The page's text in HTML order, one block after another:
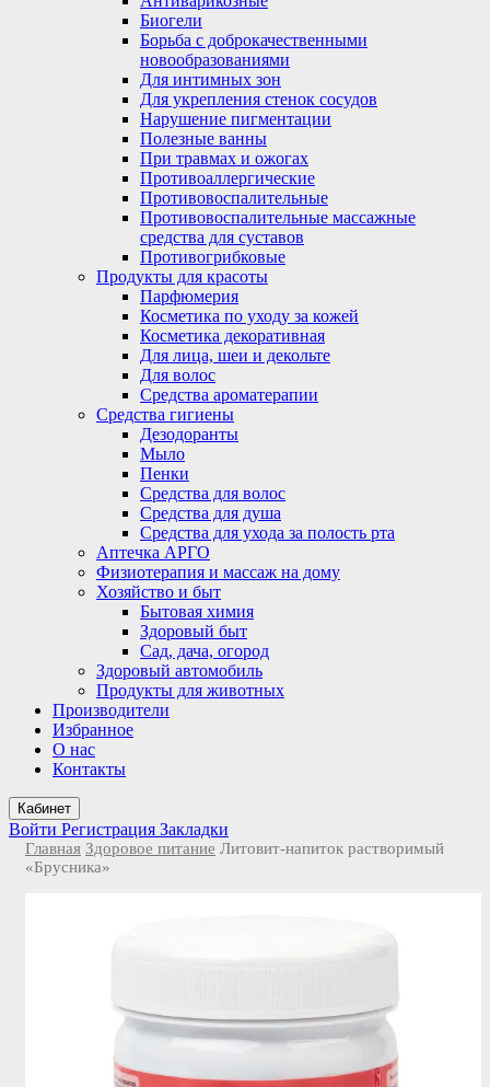
Биогели
Борьба с доброкачественными
новообразованиями
Для интимных зон
Для укрепления стенок сосудов
Нарушение пигментации
Полезные ванны
При травмах и ожогах
Противоаллергические
Противовоспалительные
Противовоспалительные массажные
средства для суставов
Противогрибковые
Продукты для красоты
Парфюмерия
Косметика по уходу за кожей
Косметика декоративная
Для лица, шеи и декольте
Для волос
Средства ароматерапии
Средства гигиены
Дезодоранты
Мыло
Пенки
Средства для волос
Средства для душа
Средства для ухода за полость рта
Аптечка АРГО
Физиотерапия и массаж на дому
Хозяйство и быт
Бытовая химия
Здоровый быт
Сад, дача, огород
Здоровый автомобиль
Продукты для животных
Производители
Избранное
О нас
Контакты
Кабинет
Войти Регистрация Закладки
Главная Здоровое питание Литовит-напиток растворимый
«Брусника»